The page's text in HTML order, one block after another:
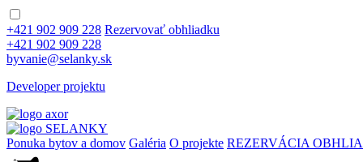
+421 902 909 228 Rezervovať obhliadku
+421 902 909 228
byvanie@selanky.sk
Developer projektu
Ponuka bytov a domov Galéria O projekte REZERVÁCIA